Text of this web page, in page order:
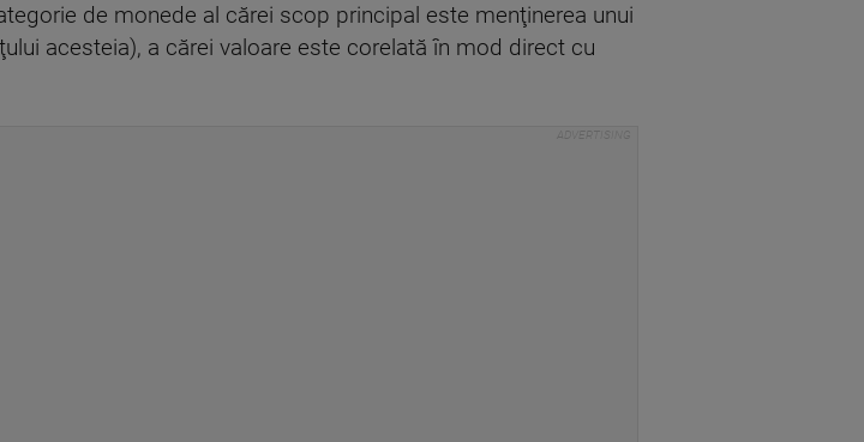
de monede al cărei scop principal este menţinerea unui
acesteia), a cărei valoare este corelată în mod direct cu